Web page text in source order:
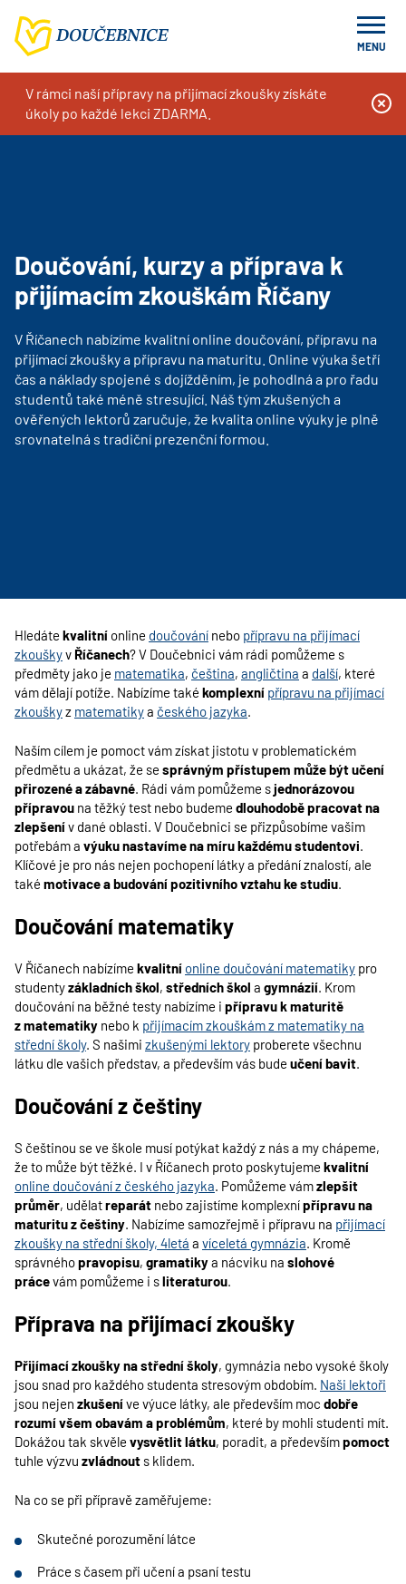
MENU
V rámci naší přípravy na přijímací zkoušky získáte
úkoly po každé lekci ZDARMA.
Doučování na míru, kurzy a příprava k přijímacím zkouškám
Doučování, kurzy a příprava k přijímacím zkouškám Říčany
Doučování, kurzy a příprava k
přijímacím zkouškám Říčany
V Říčanech nabízíme kvalitní online doučování, přípravu na
přijímací zkoušky a přípravu na maturitu. Online výuka šetří
čas a náklady spojené s dojížděním, je pohodlná a pro řadu
studentů také méně stresující. Náš tým zkušených a
ověřených lektorů zaručuje, že kvalita online výuky je plně
srovnatelná s tradiční prezenční formou.
Hledáte kvalitní online doučování nebo přípravu na přijímací
zkouškyv Říčanech? V Doučebnici vám rádi pomůžeme s
předměty jako je matematika, čeština, angličtina a další, které
vám dělají potíže. Nabízíme také komplexní přípravu na přijímací
zkouškyz matematikya českého jazyka.
Naším cílem je pomoct vám získat jistotu v problematickém
předmětu a ukázat, že se správným přístupem může být učení
přirozené a zábavné. Rádi vám pomůžeme sjednorázovou
přípravou na těžký test nebo budeme dlouhodobě pracovat na
zlepšenív dané oblasti. V Doučebnici se přizpůsobíme vašim
potřebám a výuku nastavíme na míru každému studentovi.
Klíčové je pro nás nejen pochopení látky a předání znalostí, ale
také motivace a budování pozitivního vztahu ke studiu.
Doučování matematiky
V Říčanech nabízíme kvalitní online doučování matematiky pro
studentyzákladních škol, středních škol a gymnázií. Krom
doučování na běžné testy nabízíme i přípravu k maturitě
z matematiky nebo k přijímacím zkouškám z matematiky na
střední školy. S našimi zkušenými lektory proberete všechnu
látku dle vašich představ, a především vás bude učení bavit.
Doučování z češtiny
S češtinou se ve škole musí potýkat každý z nás a my chápeme,
že to může být těžké. I v Říčanech proto poskytujeme kvalitní
online doučování z českého jazyka. Pomůžeme vámzlepšit
průměr, udělatreparát nebo zajistíme komplexnípřípravu na
maturitu z češtiny. Nabízíme samozřejmě i přípravu na přijímací
zkoušky na střední školy, 4letá a víceletá gymnázia. Kromě
správnéhopravopisu, gramatikya nácviku na slohové
prácevám pomůžeme i sliteraturou.
Příprava na přijímací zkoušky
Přijímací zkoušky na střední školy, gymnázia nebo vysoké školy
jsou snad pro každého studenta stresovým obdobím. Naši lektoři
jsou nejen zkušeníve výuce látky, ale především moc dobře
rozumí všem obavám a problémům, které by mohli studenti mít.
Dokážou tak skvěle vysvětlit látku, poradit, a předevšímpomoct
tuhle výzvu zvládnout s klidem.
Na co se při přípravě zaměřujeme:
Skutečné porozumění látce
Práce s časem při učení a psaní testu